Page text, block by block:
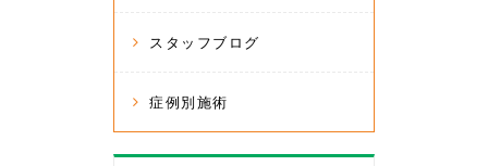
スタッフブログ
症例別施術